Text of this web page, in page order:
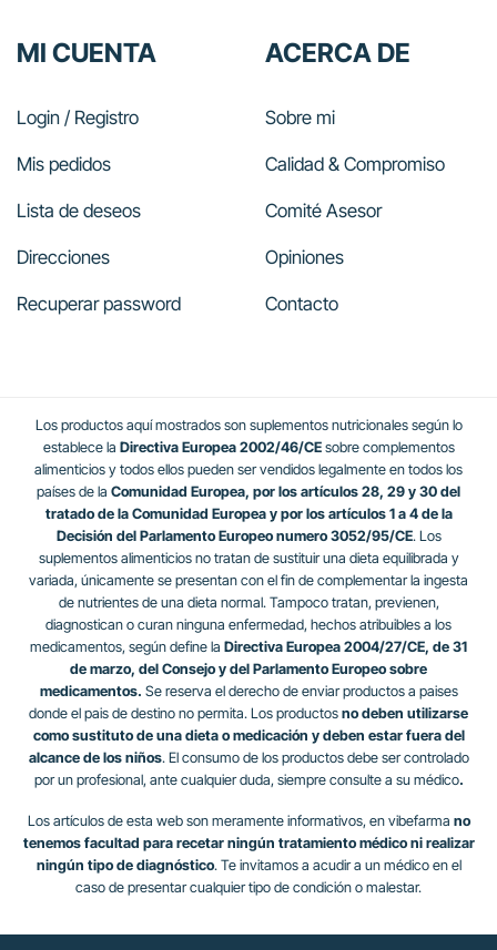
MI CUENTA
Login / Registro
Mis pedidos
Lista de deseos
Direcciones
Recuperar password
ACERCA DE
Sobre mi
Calidad & Compromiso
Comité Asesor
Opiniones
Contacto
Los productos aquí mostrados son suplementos nutricionales según lo
establece la Directiva Europea 2002/46/CEsobre complementos
alimenticios y todos ellos pueden ser vendidos legalmente en todos los
países de la Comunidad Europea, por los artículos 28, 29 y 30 del
tratado de la Comunidad Europea y por los artículos 1 a 4 de la
Decisión del Parlamento Europeo numero 3052/95/CE. Los
suplementos alimenticios no tratan de sustituir una dieta equilibrada y
variada, únicamente se presentan con el fin de complementar la ingesta
de nutrientes de una dieta normal. Tampoco tratan, previenen,
diagnostican o curan ninguna enfermedad, hechos atribuibles a los
medicamentos, según define la Directiva Europea 2004/27/CE, de 31
de marzo, del Consejo y del Parlamento Europeo sobre
medicamentos. Se reserva el derecho de enviar productos a paises
donde el pais de destino no permita. Los productos no deben utilizarse
como sustituto de una dieta o medicación y deben estar fuera del
alcance de los niños. El consumo de los productos debe ser controlado
por un profesional, ante cualquier duda, siempre consulte a su médico.
Los artículos de esta web son meramente informativos, en vibefarma no
tenemos facultad para recetar ningún tratamiento médico ni realizar
ningún tipo de diagnóstico. Te invitamos a acudir a un médico en el
caso de presentar cualquier tipo de condición o malestar.